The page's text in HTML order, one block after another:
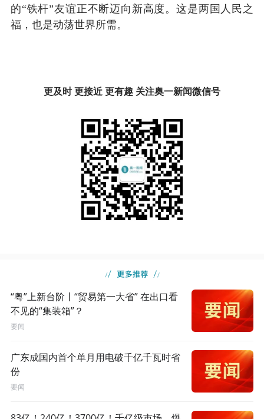
的“铁杆”友谊正不断迈向新高度。这是两国人民之
福，也是动荡世界所需。
更及时 更接近 更有趣 关注奥一新闻微信号
“粤”上新台阶丨“贸易第一大省” 在出口看
不见的“集装箱”？
要闻
广东成国内首个单月用电破千亿千瓦时省
份
要闻